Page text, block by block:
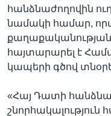
հանձնաժողովին
նամակի համար,
հայտարարել է
կապերի գծով
«Հայ Դատի
շնորհակալություն